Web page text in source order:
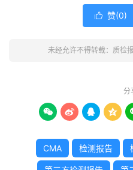
 赞(0)
未经允许不得转载： 质检
分
   
CMA 检测报告